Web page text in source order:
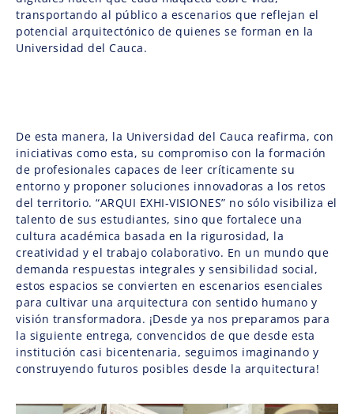
transportando al público a escenarios que reflejan el
potencial arquitectónico de quienes se forman en la
Universidad del Cauca.
De esta manera, la Universidad del Cauca reafirma, con
iniciativas como esta, su compromiso con la formación
de profesionales capaces de leer críticamente su
entorno y proponer soluciones innovadoras a los retos
del territorio. “ARQUI EXHI-VISIONES” no sólo visibiliza el
talento de sus estudiantes, sino que fortalece una
cultura académica basada en la rigurosidad, la
creatividad y el trabajo colaborativo. En un mundo que
demanda respuestas integrales y sensibilidad social,
estos espacios se convierten en escenarios esenciales
para cultivar una arquitectura con sentido humano y
visión transformadora. ¡Desde ya nos preparamos para
la siguiente entrega, convencidos de que desde esta
institución casi bicentenaria, seguimos imaginando y
construyendo futuros posibles desde la arquitectura!